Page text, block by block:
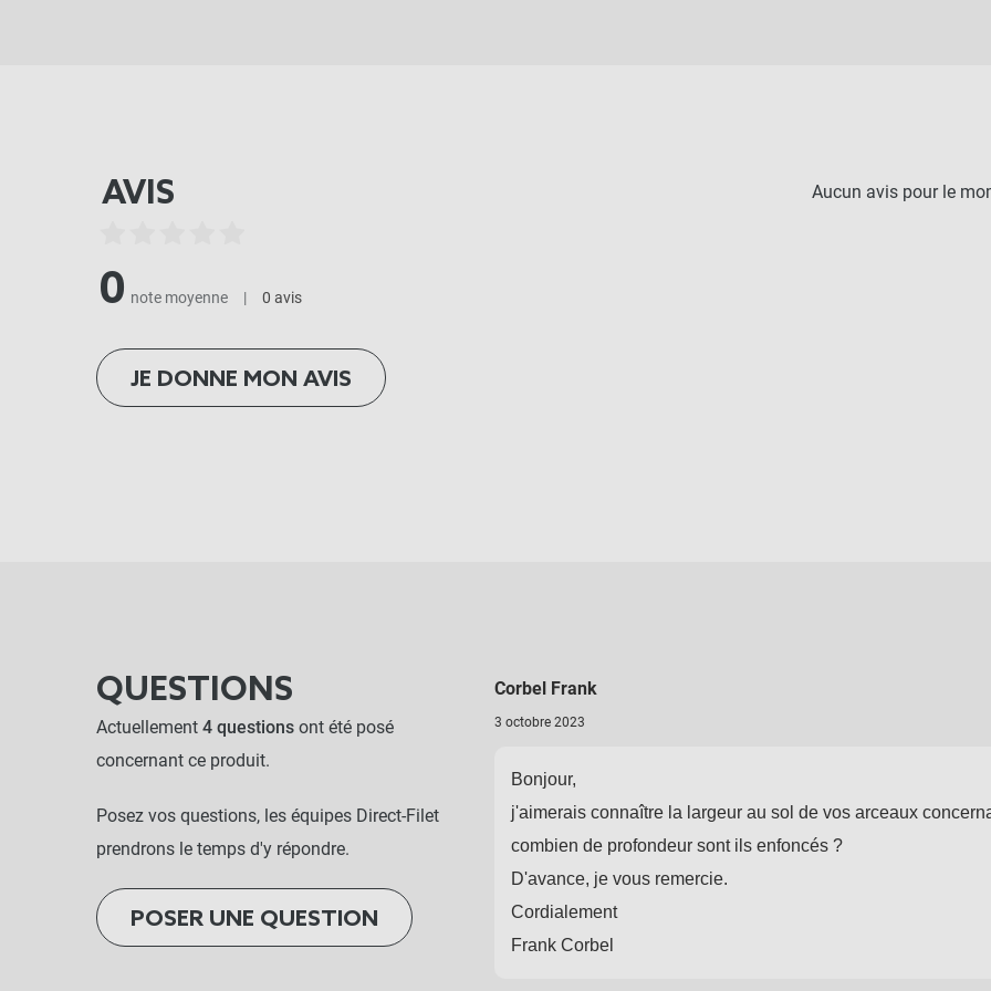
AVIS
0 note moyenne | 0 avis
JE DONNE MON AVIS
Aucun avis pour le
QUESTIONS
Actuellement 4 questions ont été posé
concernant ce produit.
Posez vos questions, les équipes Direct-Filet
prendrons le temps d'y répondre.
POSER UNE QUESTION
Corbel Frank
3 octobre 2023
Bonjour,
j'aimerais connaître la largeur au sol de vos arceaux
combien de profondeur sont ils enfoncés ?
D'avance, je vous remercie.
Cordialement
Frank Corbel